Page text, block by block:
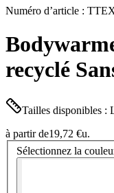
Numéro d’article :
recyclé
Tailles disponibles
à partir de19,72 €u.
Sélectionnez la